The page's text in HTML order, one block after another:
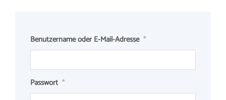
Benutzername oder E-Mail-Adresse *
Passwort *